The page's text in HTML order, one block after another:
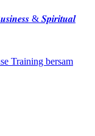
& 𝑺𝒑𝒊𝒓𝒊𝒕𝒖𝒂𝒍
Training bersam